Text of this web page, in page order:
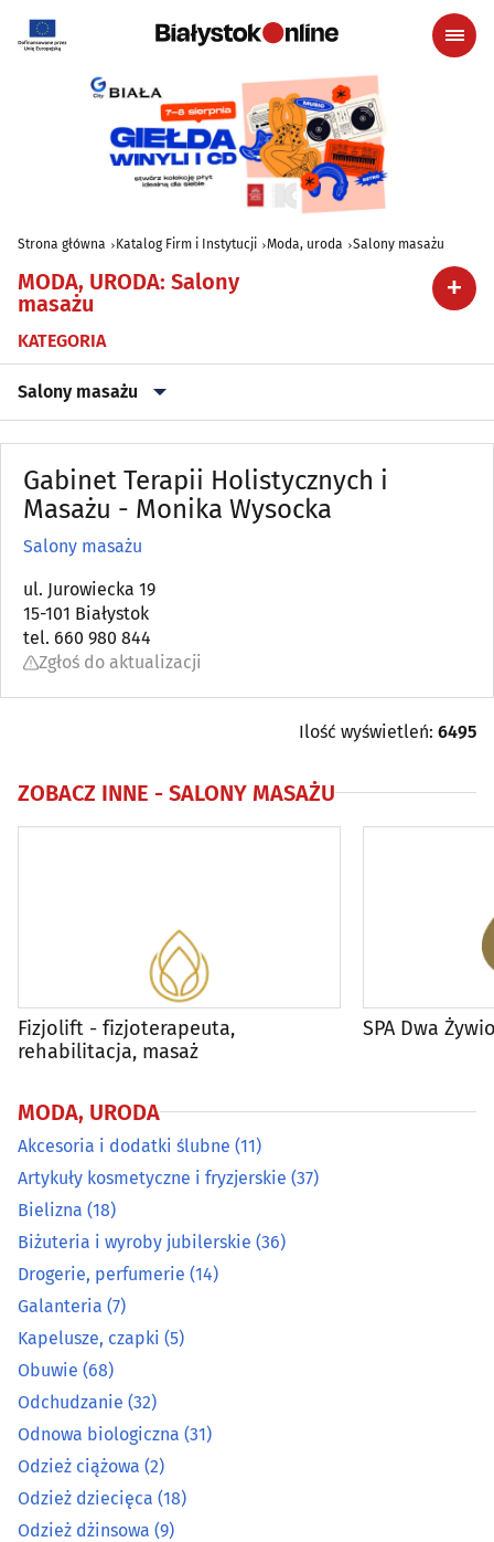
Strona główna Katalog Firm i Instytucji Moda, uroda Salony masażu
MODA, URODA: Salony
masażu
KATEGORIA
Salony masażu
Akcesoria i dodatki ślubne(11)
Artykuły kosmetyczne i fryzjerskie(37)
Bielizna
Biżuteria i wyroby jubilerskie
Drogerie, perfumerie(14)
Kapelusze, czapki (5)
Odnowa biologiczna(31)
Odzież ciążowa(2)
Odzież dziecięca
Odzież dżinsowa(9)
Odzież i konfekcja(81)
Odzież męska(14)
Odzież używana
Okulary i oprawy(42)
Pończosznicze artykuły
Pracownie krawieckie
Salony fryzjerskie(184)
Gabinet Terapii Holistycznych i
Masażu - Monika Wysocka
Salony masażu
ul. Jurowiecka 19
15-101 Białystok
tel. 660 980 844
Zgłoś do aktualizacji
Ilość wyświetleń: 6495
ZOBACZ INNE - SALONY MASAŻU
Fizjolift - fizjoterapeuta,
rehabilitacja, masaż
SPA Dwa
MODA, URODA
Akcesoria i dodatki ślubne (11)
Artykuły kosmetyczne i fryzjerskie (37)
Bielizna (18)
Biżuteria i wyroby jubilerskie (36)
Drogerie, perfumerie (14)
Galanteria (7)
Kapelusze, czapki (5)
Obuwie (68)
Odchudzanie (32)
Odnowa biologiczna (31)
Odzież ciążowa (2)
Odzież dziecięca (18)
Odzież dżinsowa (9)